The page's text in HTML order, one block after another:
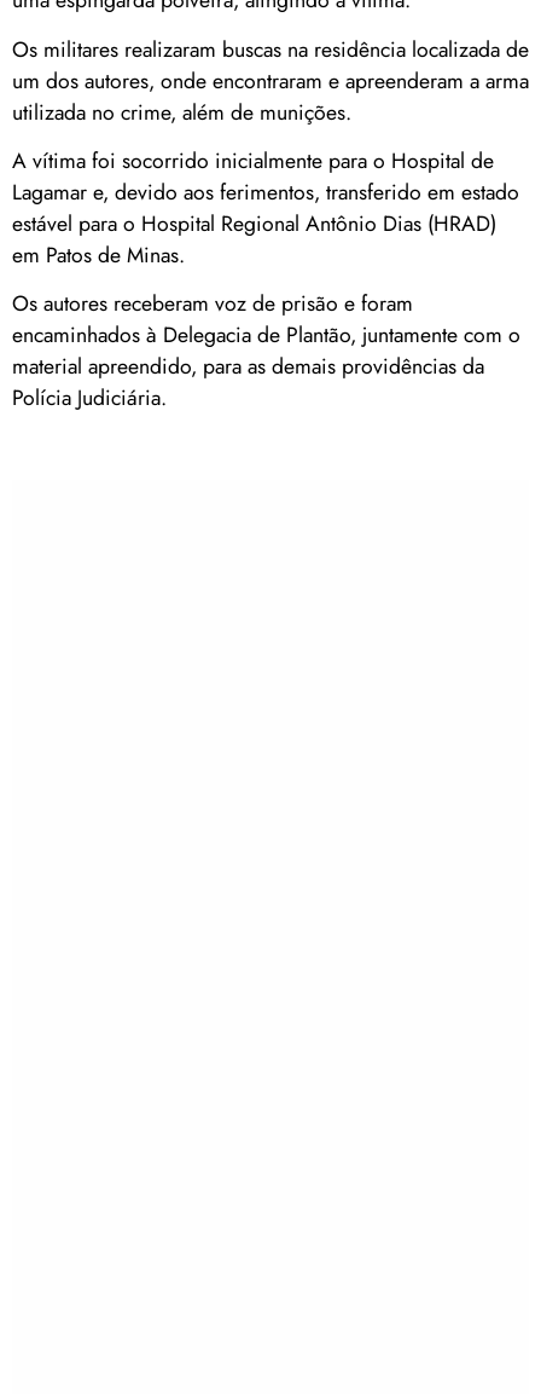
Os militares realizaram buscas na residência localizada de
um dos autores, onde encontraram e apreenderam a arma
utilizada no crime, além de munições.
A vítima foi socorrido inicialmente para o Hospital de
Lagamar e, devido aos ferimentos, transferido em estado
estável para o Hospital Regional Antônio Dias (HRAD)
em Patos de Minas.
Os autores receberam voz de prisão e foram
encaminhados à Delegacia de Plantão, juntamente com o
material apreendido, para as demais providências da
Polícia Judiciária.